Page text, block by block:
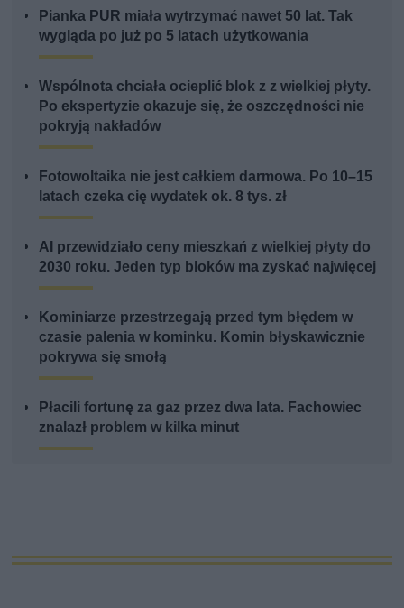
Pianka PUR miała wytrzymać nawet 50 lat. Tak
wygląda po już po 5 latach użytkowania
Wspólnota chciała ocieplić blok z z wielkiej płyty.
Po ekspertyzie okazuje się, że oszczędności nie
pokryją nakładów
Fotowoltaika nie jest całkiem darmowa. Po 10–15
latach czeka cię wydatek ok. 8 tys. zł
AI przewidziało ceny mieszkań z wielkiej płyty do
2030 roku. Jeden typ bloków ma zyskać najwięcej
Kominiarze przestrzegają przed tym błędem w
czasie palenia w kominku. Komin błyskawicznie
pokrywa się smołą
Płacili fortunę za gaz przez dwa lata. Fachowiec
znalazł problem w kilka minut